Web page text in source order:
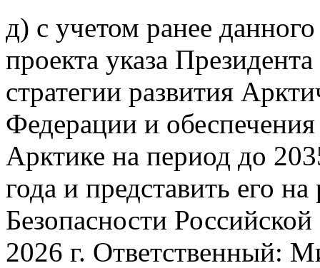
д) с учетом ранее
проекта указа
стратегии развития
Федерации и
Арктике на период до
года и представить его
Безопасности
2026 г. Ответственный: